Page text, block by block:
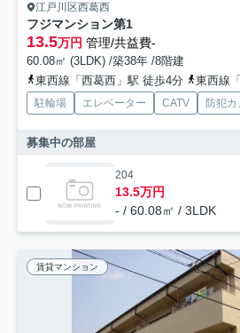
江戸川区西葛西
フジマンション第1
13.5万円 管理/共益費-
60.08㎡ (3LDK) /築38年 /8階建
東西線「西葛西」駅 徒歩4分
東西線
駐輪場 エレベーター CATV 防犯カ
募集中の部屋
204
13.5万円
- / 60.08㎡ / 3LDK
賃貸マンション